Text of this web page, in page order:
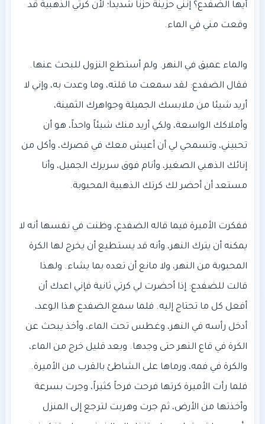
أيها الضفدع؟ إنني حزينة حزناً شديداً؛ لأن كرتي الذهبية قد
والماء عميق في النهر. ولم أستطع النزول للبحث عنها.
فقال الضفدع: لقد سمعت ما قلته، وما وعدت به، وإني لا
أريد شيئا من ملابسك الجميلة وجواهرك الثمينة،
وأملاكك الواسعة، ولكي أريد منك شيئاً واحداً، هو أن
تحبيني، وتسمحي لي أن أعيش معك في قصرك، وأكل من
إنائك الذهبي الصغير، وأنام فوق سريرك الجميل، وأنا
ففكرت الأميرة فيما قاله الضفدع، وظنت في نفسها أنه لا
يمكنه أن يترك النهر، وأنه قد يستطيع أن يخرج لها الكرة
المحبوبة من النهر، ولا مانع أن تعده بما يشاء. ولهذا
قالت للضفدع: إذا أحضرت لي كرتي ثانية فإني اعدك أن
أفعل كل ما تحتاج إليه. فلما سمع الضفدع هذا الوعد،
أدخل رأسه في النهر، وغطس تحت الماء، وأخذ يبحث عن
الكرة في قاع النهر حتى وجدها. وبعد قليل خرج من الماء،
والكرة في فمه، ورماها على الشاطئ بالقرب من الأميرة.
فلما رأت الأميرة كرتها فرحت فرحاً كثيراً، وجرت بسرعة
وأخذتها من الأرض، ثم جرت وهربت لترجع إلى المنزل